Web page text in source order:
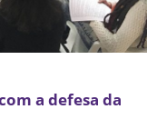
a defesa da